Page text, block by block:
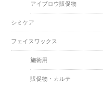
アイブロウ販促物
シミケア
フェイスワックス
施術用
販促物・カルテ